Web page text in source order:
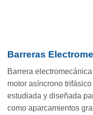
Barreras
Barrera
motor asíncrono
estudiada y diseñada
como aparcamientos